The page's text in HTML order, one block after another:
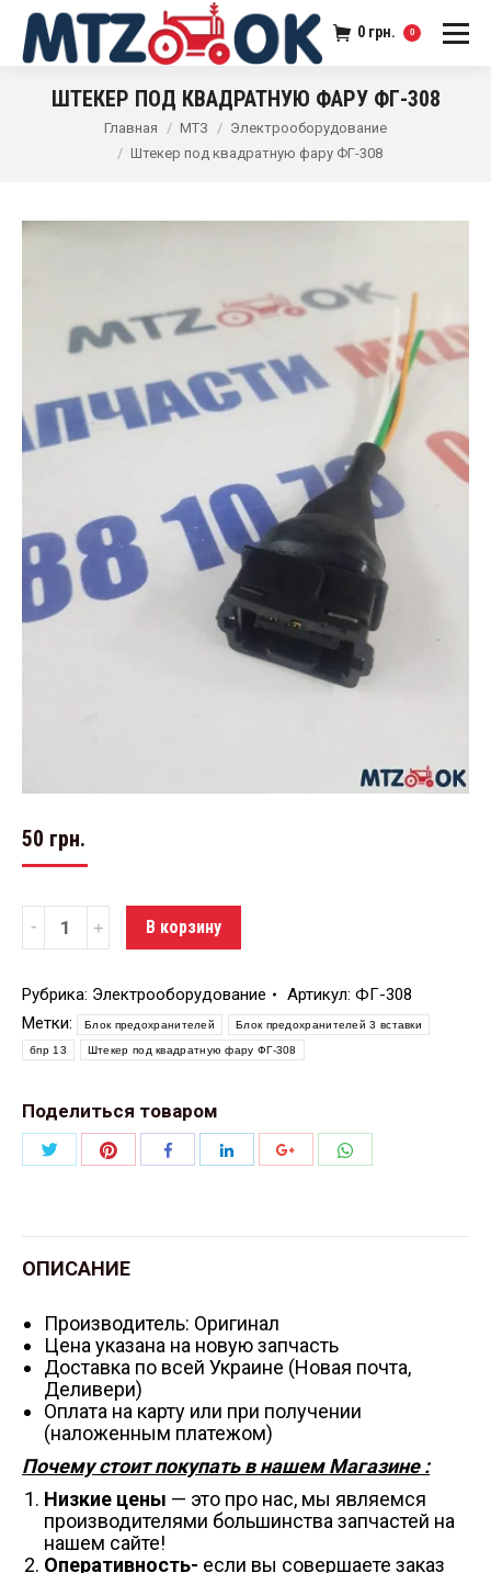
0 грн. 0
ШТЕКЕР ПОД КВАДРАТНУЮ ФАРУ ФГ-308
Главная МТЗ
Электрооборудование
Штекер под квадратную фару ФГ-308
50 грн.
Количество В корзину
Рубрика: Электрооборудование Артикул: ФГ-308
Метки:
Блок предохранителей Блок предохранителей 3 вставки
бпр 13 Штекер под квадратную фару ФГ-308
Поделиться товаром
ПоделитьсяПоделитьсяПоделитьсяПоделитьсяПоделиться
ОПИСАНИЕ
Производитель: Оригинал
Цена указана на новую запчасть
Доставка по всей Украине (Новая почта,
Деливери)
Оплата на карту или при получении
(наложенным платежом)
Почему стоит покупать в нашем Магазине :
Низкие цены — это про нас, мы являемся
производителями большинства запчастей на
нашем сайте!
Оперативность- если вы совершаете заказ